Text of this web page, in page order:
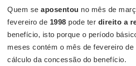
Quem se aposentou no mês de
fevereiro de 1998 pode ter direito a
benefício, isto porque o período
meses contém o mês de fevereiro
cálculo da concessão do benefício.